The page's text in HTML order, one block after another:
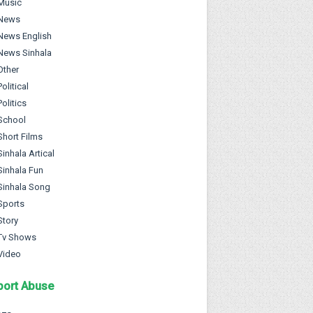
English
Sinhala
Films
Artical
Fun
Song
Shows
Abuse